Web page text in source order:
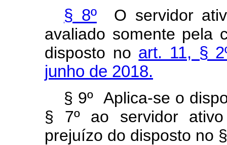
§ 8ºO servidor
avaliado somente pela
disposto no art. 11, §
junho de 2018.
§ 9º Aplica-se o
§ 7º ao servidor
prejuízo do disposto no